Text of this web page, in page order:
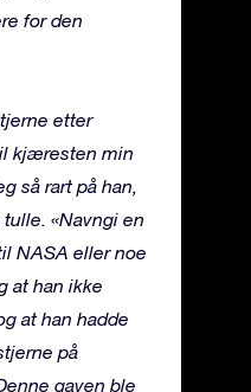
for den
etter
kjæresten min
så rart på han,
«Navngi en
NASA eller noe
at han ikke
at han hadde
på
gaven ble